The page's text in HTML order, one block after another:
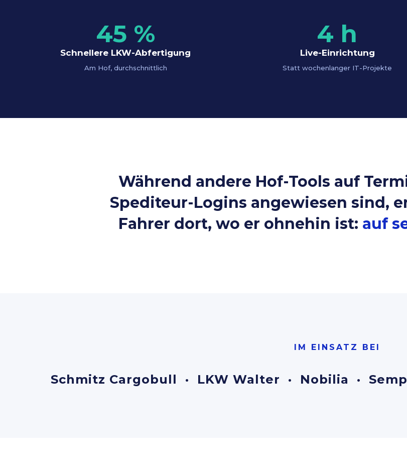
45 %
Schnellere LKW-Abfertigung
Am Hof, durchschnittlich
4 h
Live-Einrichtung
Statt wochenlanger IT-Projekte
Während andere Hof-Tools auf
Spediteur-Logins angewiesen sind,
Fahrer dort, wo er ohnehin ist: auf
IM EINSATZ BEI
Schmitz Cargobull · LKW Walter · Nobilia ·